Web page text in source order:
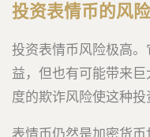
投资表情币的风险
投资表情币风险极高
益，但也有可能带来
度的欺诈风险使这种投